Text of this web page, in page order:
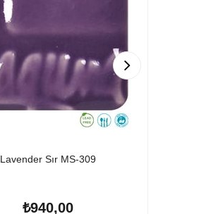
Lavender Sır MS-309
₺940,00